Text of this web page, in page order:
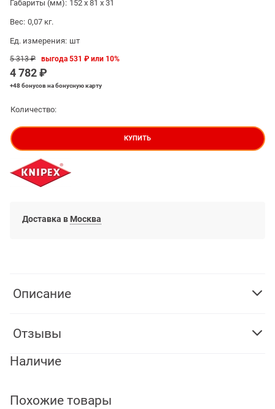
Габариты (мм): 152 x 81 x 31
Вес: 0,07 кг.
Ед. измерения: шт
5 313 ₽
4 782 ₽
выгода531 ₽ или 10%
+48 бонусовна бонусную карту
Количество:
КУПИТЬ
Доставка в Москва
Описание
Отзывы
Наличие
Похожие товары